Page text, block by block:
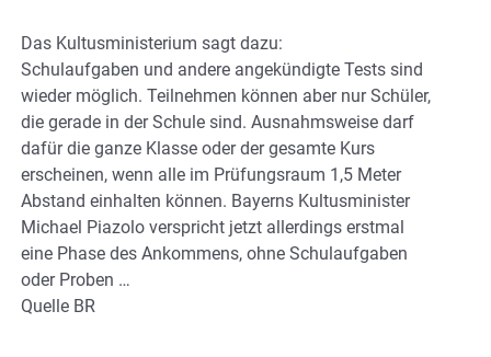
Das Kultusministerium sagt dazu:
Schulaufgaben und andere angekündigte Tests sind
wieder möglich. Teilnehmen können aber nur Schüler,
die gerade in der Schule sind. Ausnahmsweise darf
dafür die ganze Klasse oder der gesamte Kurs
erscheinen, wenn alle im Prüfungsraum 1,5 Meter
Abstand einhalten können. Bayerns Kultusminister
Michael Piazolo verspricht jetzt allerdings erstmal
eine Phase des Ankommens, ohne Schulaufgaben
oder Proben …
Quelle BR